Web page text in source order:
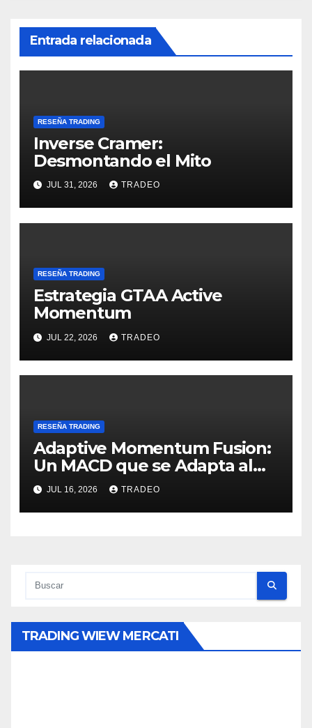
Entrada relacionada
RESEÑA TRADING
Inverse Cramer:
Desmontando el Mito
JUL 31, 2026 TRADEO
RESEÑA TRADING
Estrategia GTAA Active
Momentum
JUL 22, 2026 TRADEO
RESEÑA TRADING
Adaptive Momentum Fusion:
Un MACD que se Adapta al
Mercado
JUL 16, 2026 TRADEO
TRADING WIEW MERCATI